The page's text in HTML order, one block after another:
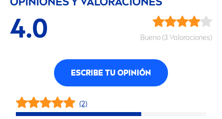
4.0 Bueno (3 Valoraciones)
ESCRIBE TU OPINIÓN
(2)